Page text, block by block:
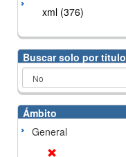
xml (376)
Buscar solo por título
Ámbito
General